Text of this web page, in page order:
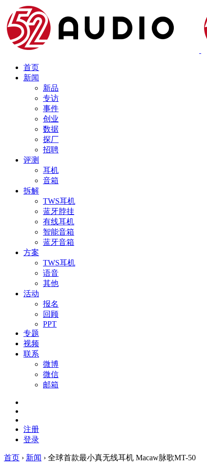
首页
新闻
新品
专访
事件
创业
数据
探厂
招聘
评测
耳机
音箱
拆解
TWS耳机
蓝牙脖挂
有线耳机
智能音箱
蓝牙音箱
方案
TWS耳机
语音
其他
活动
报名
回顾
PPT
专题
视频
联系
微博
微信
邮箱
注册
登录
首页 › 新闻 › 全球首款最小真无线耳机 Macaw脉歌MT-50